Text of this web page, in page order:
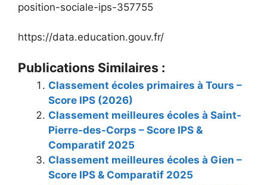
position-sociale-ips-357755
https://data.education.gouv.fr/
Publications Similaires :
Classement écoles primaires à Tours –
Score IPS (2026)
Classement meilleures écoles à Saint-
Pierre-des-Corps – Score IPS &
Comparatif 2025
Classement meilleures écoles à Gien –
Score IPS & Comparatif 2025